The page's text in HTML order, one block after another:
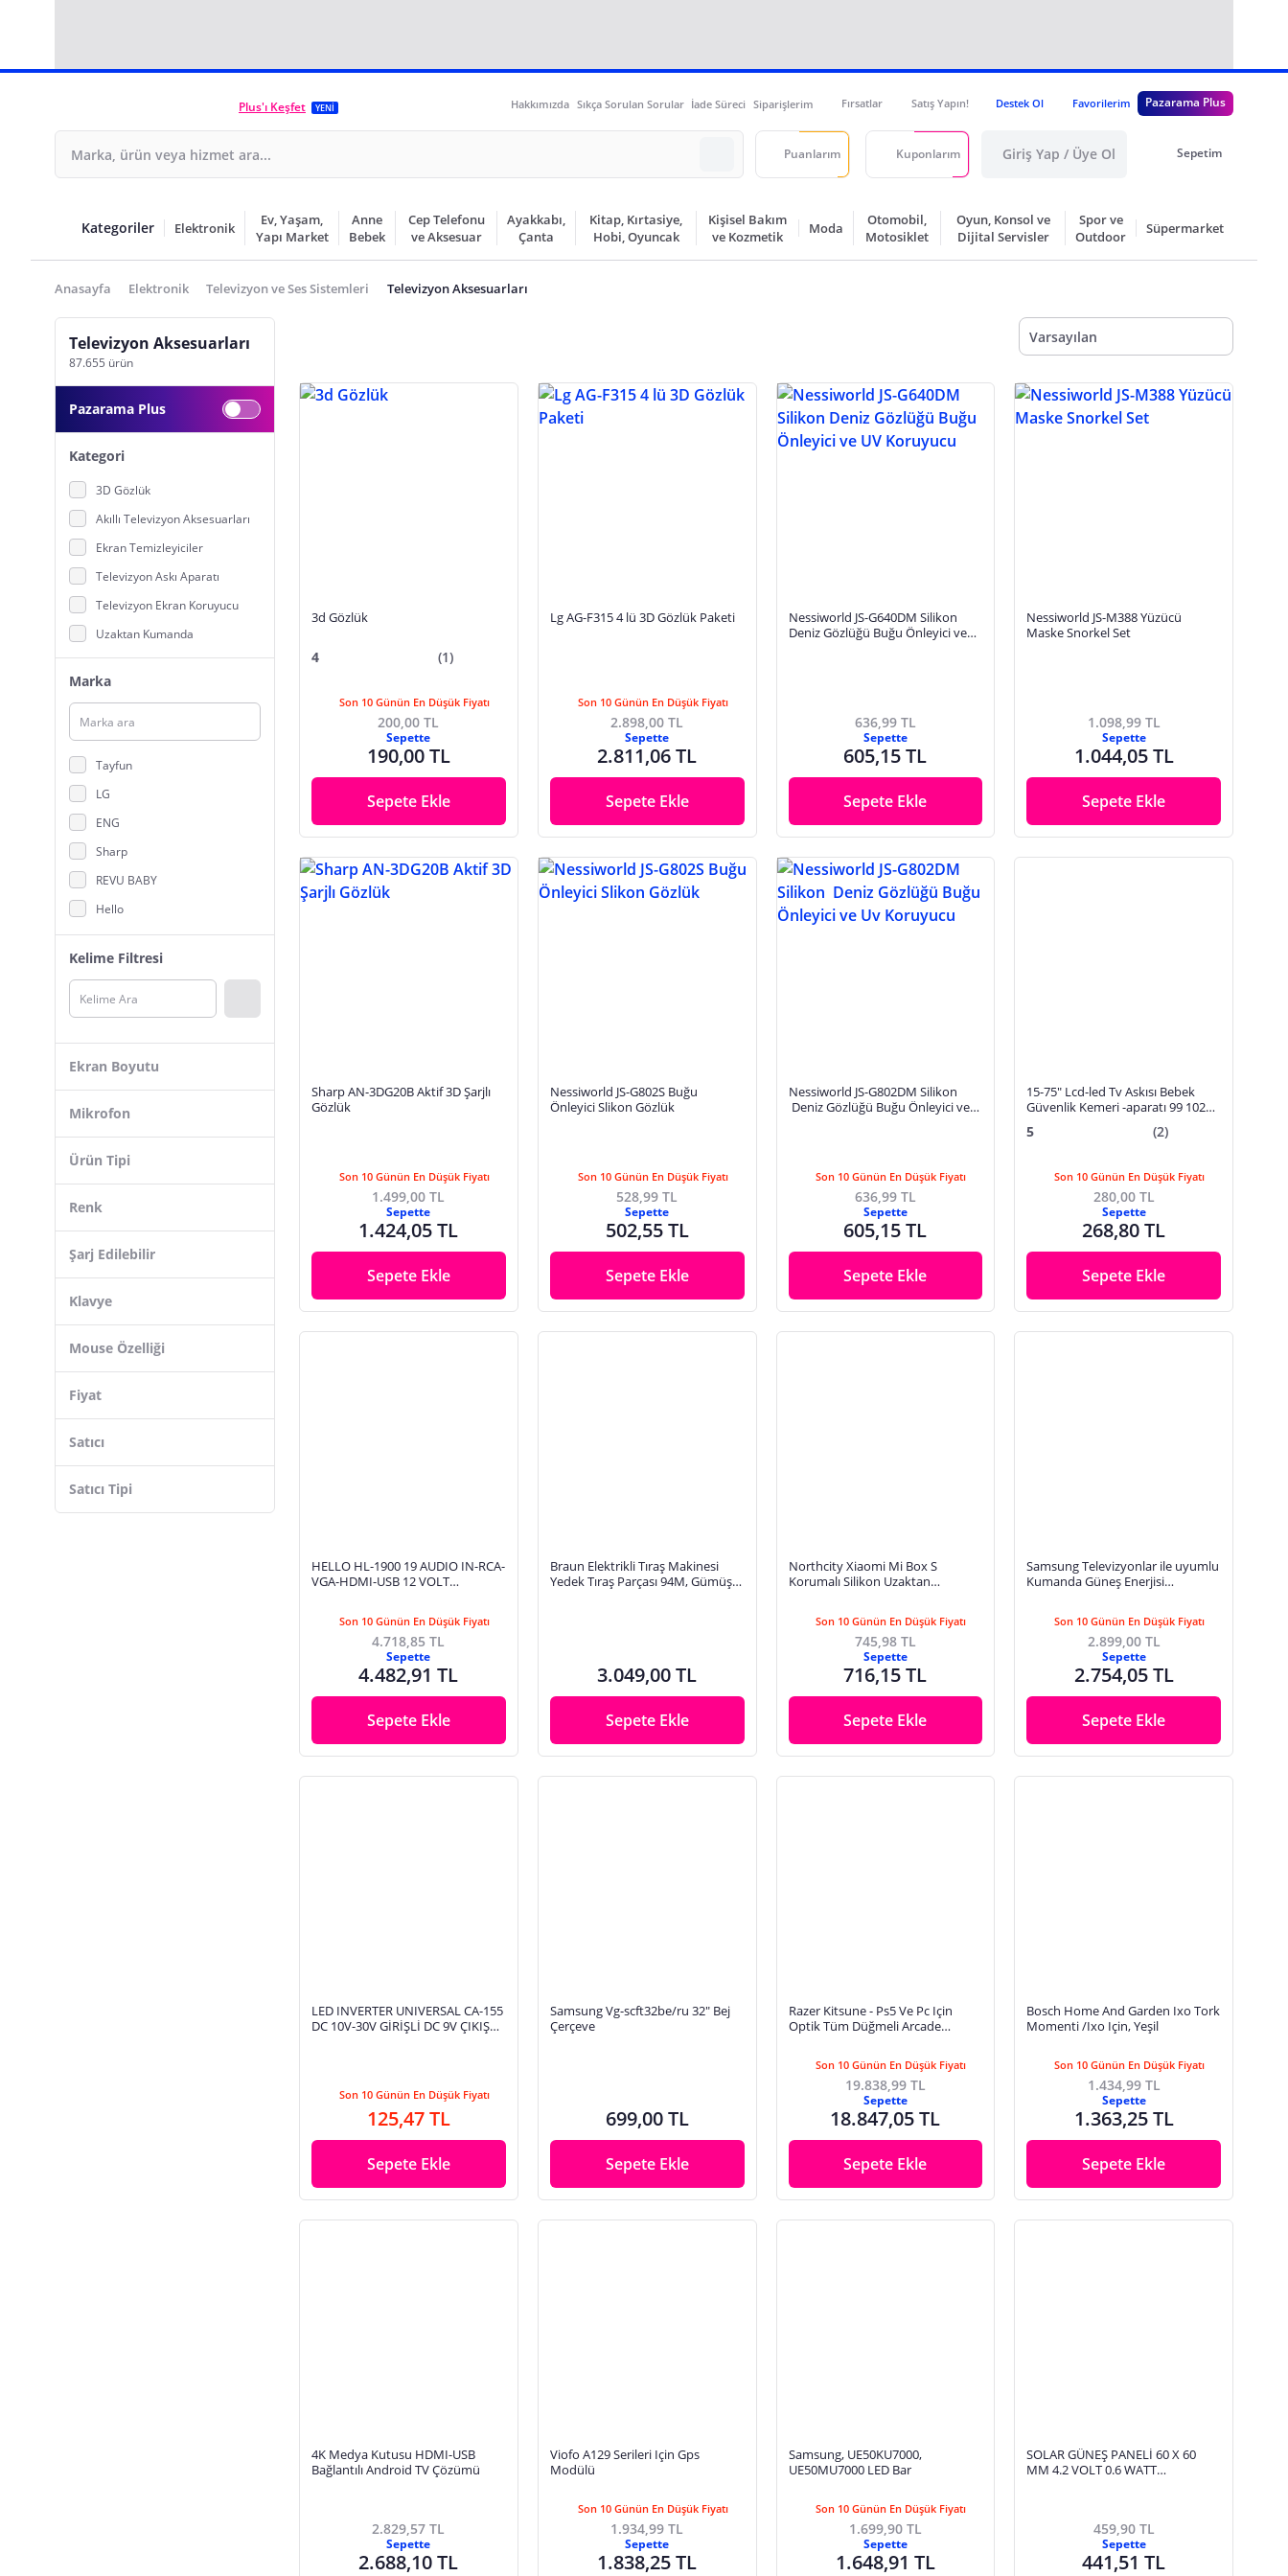
Plus'ı Keşfet YENİ Hakkımızda Sıkça Sorulan Sorular İade Süreci Siparişlerim Fırsatlar Satış Yapın! Destek Ol Favorilerim Pazarama Plus
Puanlarım Kuponlarım Giriş Yap / Üye Ol Sepetim
Kategoriler Elektronik
Ev, Yaşam,
Yapı Market
Anne
Bebek
Cep Telefonu
ve Aksesuar
Ayakkabı,
Çanta
Kitap, Kırtasiye,
Hobi, Oyuncak
Kişisel Bakım
ve Kozmetik
Moda
Otomobil,
Motosiklet
Oyun, Konsol ve
Dijital Servisler
Spor ve
Outdoor
Süpermarket
Anasayfa Elektronik Televizyon ve Ses Sistemleri Televizyon Aksesuarları
Televizyon Aksesuarları
87.655 ürün
Pazarama Plus
Kategori
3D Gözlük
Akıllı Televizyon Aksesuarları
Ekran Temizleyiciler
Televizyon Askı Aparatı
Televizyon Ekran Koruyucu
Uzaktan Kumanda
Marka
Tayfun
LG
ENG
Sharp
REVU BABY
Hello
Braun
Northcity
Samsung
Kanonik Education
Viofo
Technozi
bebekokusu
Ayt
Baku
Kelime Filtresi
Ekran Boyutu
Mikrofon
Ürün Tipi
Renk
Şarj Edilebilir
Klavye
Mouse Özelliği
Fiyat
Satıcı
Satıcı Tipi
Varsayılan
3d Gözlük
4 (1)
Son 10 Günün En Düşük Fiyatı
200,00 TL
Sepette
190,00 TL
Sepete Ekle
Lg AG-F315 4 lü 3D Gözlük Paketi
Son 10 Günün En Düşük Fiyatı
2.898,00 TL
Sepette
2.811,06 TL
Sepete Ekle
Nessiworld JS-G640DM Silikon
Deniz Gözlüğü Buğu Önleyici ve
636,99 TL
Sepette
605,15 TL
Sepete Ekle
Nessiworld JS-M388 Yüzücü
Maske Snorkel Set
1.098,99 TL
Sepette
1.044,05 TL
Sepete Ekle
Sharp AN-3DG20B Aktif 3D Şarjlı
Gözlük
Son 10 Günün En Düşük Fiyatı
1.499,00 TL
Sepette
1.424,05 TL
Sepete Ekle
Nessiworld JS-G802S Buğu
Önleyici Slikon Gözlük
Son 10 Günün En Düşük Fiyatı
528,99 TL
Sepette
502,55 TL
Sepete Ekle
Nessiworld JS-G802DM Silikon
Deniz Gözlüğü Buğu Önleyici ve
Son 10 Günün En Düşük Fiyatı
636,99 TL
Sepette
605,15 TL
Sepete Ekle
15-75" Lcd-led Tv Askısı Bebek
Güvenlik Kemeri -aparatı 99 102
5 (2)
Son 10 Günün En Düşük Fiyatı
280,00 TL
Sepette
268,80 TL
Sepete Ekle
HELLO HL-1900 19 AUDIO IN-RCA-
VGA-HDMI-USB 12 VOLT
Son 10 Günün En Düşük Fiyatı
4.718,85 TL
Sepette
4.482,91 TL
Sepete Ekle
Braun Elektrikli Tıraş Makinesi
Yedek Tıraş Parçası 94M, Gümüş,
3.049,00 TL
Sepete Ekle
Northcity Xiaomi Mi Box S
Korumalı Silikon Uzaktan
Son 10 Günün En Düşük Fiyatı
745,98 TL
Sepette
716,15 TL
Sepete Ekle
Samsung Televizyonlar ile uyumlu
Kumanda Güneş Enerjisi
Son 10 Günün En Düşük Fiyatı
2.899,00 TL
Sepette
2.754,05 TL
Sepete Ekle
LED INVERTER UNIVERSAL CA-155
DC 10V-30V GİRİŞLİ DC 9V ÇIKIŞLI
Son 10 Günün En Düşük Fiyatı
125,47 TL
Sepete Ekle
Samsung Vg-scft32be/ru 32" Bej
Çerçeve
699,00 TL
Sepete Ekle
Razer Kitsune - Ps5 Ve Pc Için
Optik Tüm Düğmeli Arcade
Son 10 Günün En Düşük Fiyatı
19.838,99 TL
Sepette
18.847,05 TL
Sepete Ekle
Bosch Home And Garden Ixo Tork
Momenti /Ixo Için, Yeşil
Son 10 Günün En Düşük Fiyatı
1.434,99 TL
Sepette
1.363,25 TL
Sepete Ekle
4K Medya Kutusu HDMI-USB
Bağlantılı Android TV Çözümü
2.829,57 TL
Sepette
2.688,10 TL
Viofo A129 Serileri Için Gps
Modülü
Son 10 Günün En Düşük Fiyatı
1.934,99 TL
Sepette
1.838,25 TL
Samsung, UE50KU7000,
UE50MU7000 LED Bar
Son 10 Günün En Düşük Fiyatı
1.699,90 TL
Sepette
1.648,91 TL
SOLAR GÜNEŞ PANELİ 60 X 60
MM 4.2 VOLT 0.6 WATT
459,90 TL
Sepette
441,51 TL